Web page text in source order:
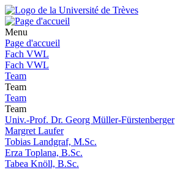
Menu
Page d'accueil
Fach VWL
Fach VWL
Team
Team
Team
Team
Univ.-Prof. Dr. Georg Müller-Fürstenberger
Margret Laufer
Tobias Landgraf, M.Sc.
Erza Toplana, B.Sc.
Tabea Knöll, B.Sc.